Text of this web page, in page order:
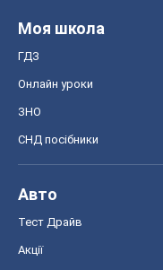
Моя школа
ГДЗ
Онлайн уроки
ЗНО
СНД посібники
Авто
Тест Драйв
Акції